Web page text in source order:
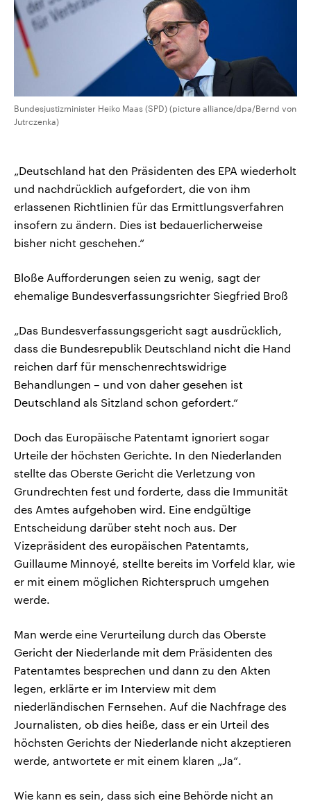
Bundesjustizminister Heiko Maas (SPD) (picture alliance/dpa/Bernd von
Jutrczenka)
„Deutschland hat den Präsidenten des EPA wiederholt
und nachdrücklich aufgefordert, die von ihm
erlassenen Richtlinien für das Ermittlungsverfahren
insofern zu ändern. Dies ist bedauerlicherweise
bisher nicht geschehen.“
Bloße Aufforderungen seien zu wenig, sagt der
ehemalige Bundesverfassungsrichter Siegfried Broß
„Das Bundesverfassungsgericht sagt ausdrücklich,
dass die Bundesrepublik Deutschland nicht die Hand
reichen darf für menschenrechtswidrige
Behandlungen – und von daher gesehen ist
Deutschland als Sitzland schon gefordert.“
Doch das Europäische Patentamt ignoriert sogar
Urteile der höchsten Gerichte. In den Niederlanden
stellte das Oberste Gericht die Verletzung von
Grundrechten fest und forderte, dass die Immunität
des Amtes aufgehoben wird. Eine endgültige
Entscheidung darüber steht noch aus. Der
Vizepräsident des europäischen Patentamts,
Guillaume Minnoyé, stellte bereits im Vorfeld klar, wie
er mit einem möglichen Richterspruch umgehen
werde.
Man werde eine Verurteilung durch das Oberste
Gericht der Niederlande mit dem Präsidenten des
Patentamtes besprechen und dann zu den Akten
legen, erklärte er im Interview mit dem
niederländischen Fernsehen. Auf die Nachfrage des
Journalisten, ob dies heiße, dass er ein Urteil des
höchsten Gerichts der Niederlande nicht akzeptieren
werde, antwortete er mit einem klaren „Ja“.
Wie kann es sein, dass sich eine Behörde nicht an